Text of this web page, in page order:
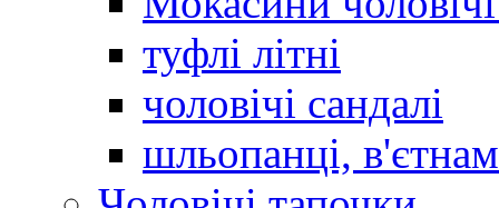
туфлі літні
чоловічі сандалі
шльопанці,